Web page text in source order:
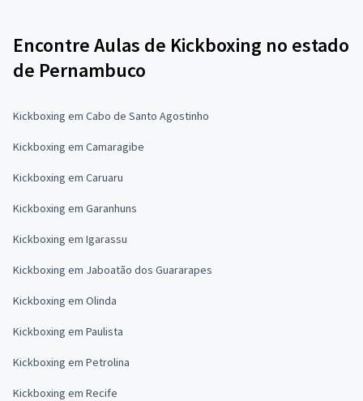
Encontre Aulas de Kickboxing no estado
de Pernambuco
Kickboxing em Cabo de Santo Agostinho
Kickboxing em Camaragibe
Kickboxing em Caruaru
Kickboxing em Garanhuns
Kickboxing em Igarassu
Kickboxing em Jaboatão dos Guararapes
Kickboxing em Olinda
Kickboxing em Paulista
Kickboxing em Petrolina
Kickboxing em Recife